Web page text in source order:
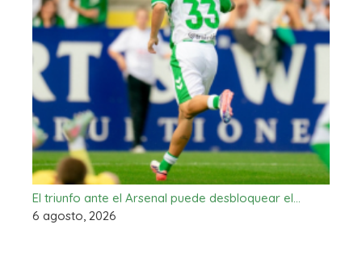
El triunfo ante el Arsenal puede desbloquear el…
6 agosto, 2026